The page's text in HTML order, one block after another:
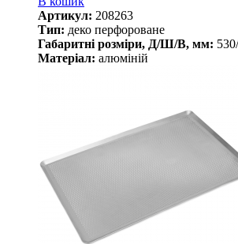
Артикул: 208263
Тип: деко перфороване
Габаритні розміри, Д/Ш/В, мм:
Матеріал: алюміній